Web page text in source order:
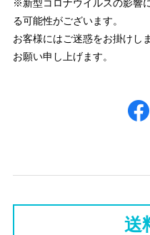
※新型コロナウイルスの影響
る可能性がございます。
お客様にはご迷惑をお掛けし
お願い申し上げます。
送